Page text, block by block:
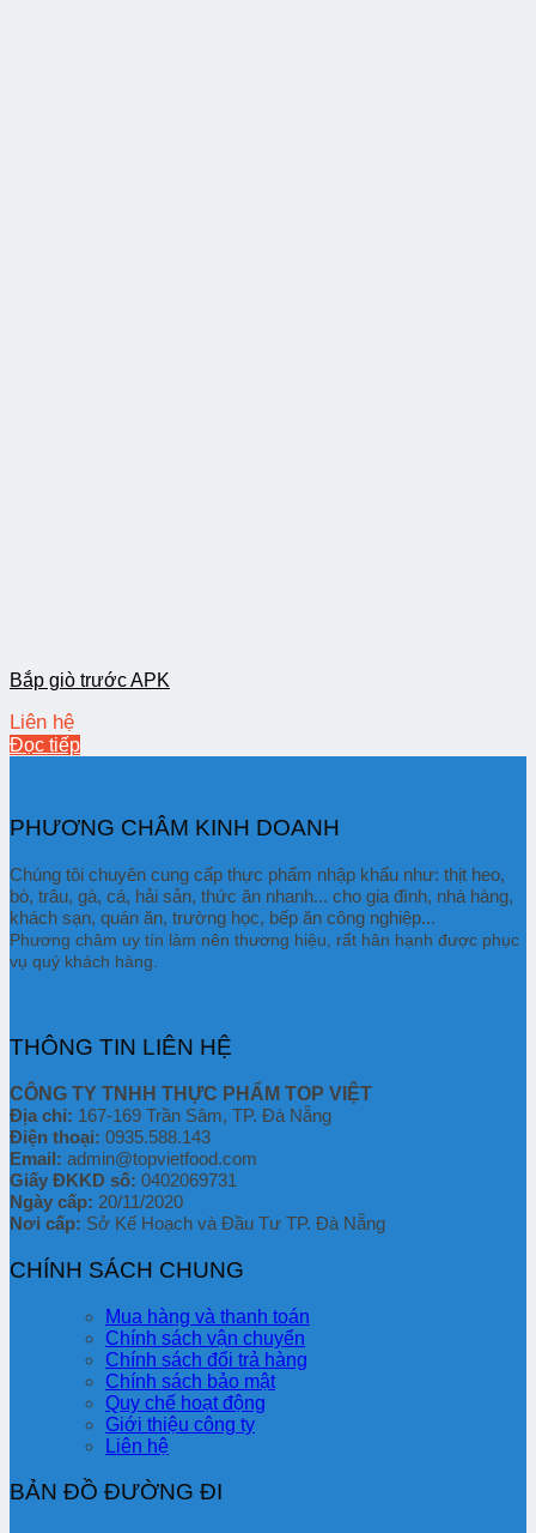
Bắp giò trước APK
Liên hệ
Đọc tiếp
PHƯƠNG CHÂM KINH DOANH
Chúng tôi chuyên cung cấp thực phẩm nhập khẩu như: thịt heo,
bò, trâu, gà, cá, hải sản, thức ăn nhanh... cho gia đình, nhà hàng,
khách sạn, quán ăn, trường học, bếp ăn công nghiệp...
Phương châm uy tín làm nên thương hiệu, rất hân hạnh được phục
vụ quý khách hàng.
THÔNG TIN LIÊN HỆ
CÔNG TY TNHH THỰC PHẨM TOP VIỆT
Địa chỉ: 167-169 Trần Sâm, TP. Đà Nẵng
Điện thoại: 0935.588.143
Email: admin@topvietfood.com
Giấy ĐKKD số: 0402069731
Ngày cấp: 20/11/2020
Nơi cấp: Sở Kế Hoạch và Đầu Tư TP. Đà Nẵng
CHÍNH SÁCH CHUNG
Mua hàng và thanh toán
Chính sách vận chuyển
Chính sách đổi trả hàng
Chính sách bảo mật
Quy chế hoạt động
Giới thiệu công ty
Liên hệ
BẢN ĐỒ ĐƯỜNG ĐI